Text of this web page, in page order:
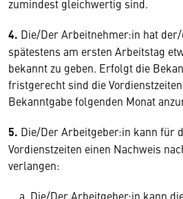
zumindest gleichwertig sind.
4. Die/Der Arbeitnehmer:in hat
spätestens am ersten Arbeitstag
bekannt zu geben. Erfolgt die
fristgerecht sind die
Bekanntgabe folgenden Monat
5. Die/Der Arbeitgeber:in kann für
Vordienstzeiten einen Nachweis
verlangen:
Die/Der Arbeitgeber:in kann